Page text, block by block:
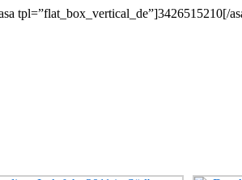
tpl=”flat_box_vertical_de”]3426515210[/